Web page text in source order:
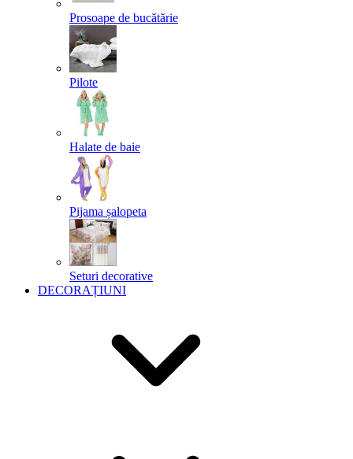
Prosoape de bucătărie
Pilote
Halate de baie
Pijama șalopeta
Seturi decorative
DECORAȚIUNI